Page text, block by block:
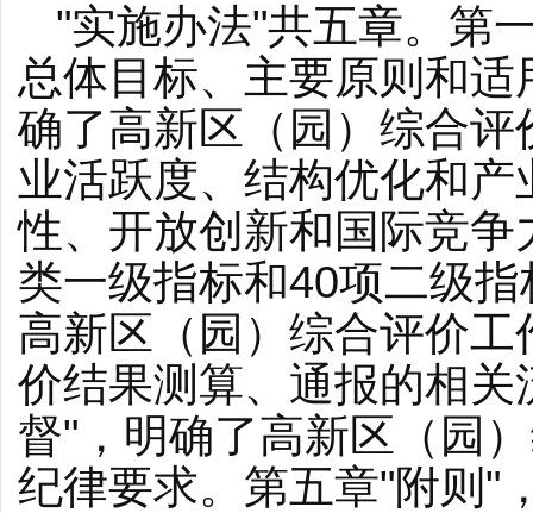
"实施办法"共五章。第
总体目标、主要原则和
确了高新区（园）综合
业活跃度、结构优化和
性、开放创新和国际竞
类一级指标和40项二级
高新区（园）综合评价
价结果测算、通报的相
督"，明确了高新区（园
纪律要求。第五章"附则"